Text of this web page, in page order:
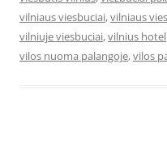
vilniaus viesbuciai,vilniaus
vilniuje viesbuciai,vilnius hotel
vilos nuoma palangoje,vilos